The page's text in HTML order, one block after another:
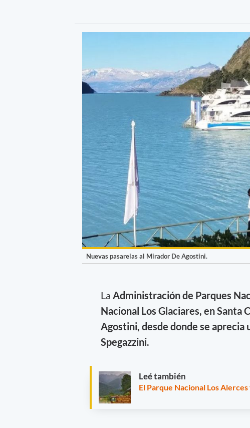
Nuevas pasarelas al Mirador De Agostini.
La Administración de Parques
Nacional Los Glaciares, en Santa
Agostini, desde donde se
Spegazzini.
Leé también
El Parque Nacional Los